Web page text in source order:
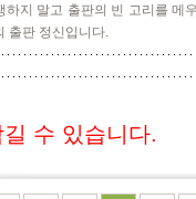
하지 말고 출판의 빈 고리를 메
출판 정신입니다.
수 있습니다.